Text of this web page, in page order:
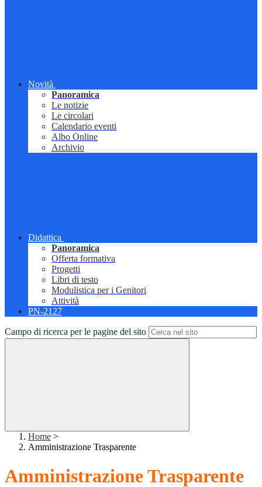
Novità
Panoramica
Le notizie
Le circolari
Calendario eventi
Albo Online
Archivio
Didattica
Panoramica
Offerta formativa
Progetti
Libri di testo
Modulistica per i Genitori
Attività
PN-2127
Campo di ricerca per le pagine del sito
Home >
Amministrazione Trasparente
Amministrazione Trasparente